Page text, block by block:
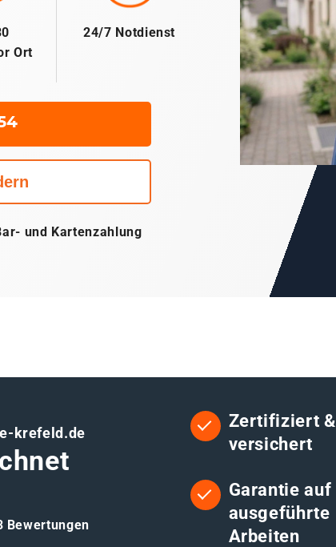
Ort
24/7 Notdienst
und Kartenzahlung
krefeld.de
Bewertungen
Zertifiziert &
versichert
Garantie auf
ausgeführte
Arbeiten